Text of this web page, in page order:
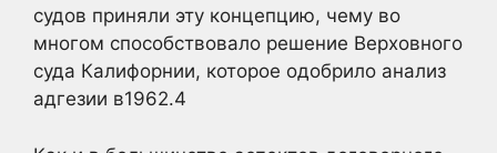
судов приняли эту концепцию, чему во
многом способствовало решение Верховного
суда Калифорнии, которое одобрило анализ
адгезии в1962.4